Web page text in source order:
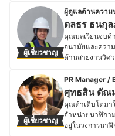
Double Dogs
ประวัติของ จ
ส่วนผสมที่เป็นเค
จีน ด้วยใจรักใน
เวลาในครัวกั
ธุรกิจร้านอาหา
ได้ลิ้มรสอาหาร
ชื่อร้าน ลิตเติ้ล
ถึงเมนูเครื่องดื่
จานนั้นจะเป็นโฮ
ทำด้วยใจและไม่
บรรยากาศสไตล์
อรีส่งถึงบ้านอีกด้
ประวัติของ
ผู้เชี่ยวชาญ
ผู้ดูแลด้านความ
ดลธร ธนกุ
คุณมลเรียนจบด้
อนามัยและควา
ด้านสายงานวิศ
เป็นเวลาเกือบ
Assistant
ผู้นำด้านการให้
วิศวกรรมระบบ
นอกจากนี้ คุณม
ทำงานระดับวิช
ผู้เชี่ยวชาญ
PR Manager /
ศุทธสิน ตัณ
คุณต้าเติบโตมา
จำหน่ายนาฬิกา
อยู่ในวงการนา